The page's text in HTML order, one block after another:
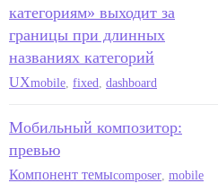
категориям» выходит за
границы при длинных
названиях категорий
UXmobile fixed dashboard
Мобильный композитор:
превью
Компонент темыcomposer mobile